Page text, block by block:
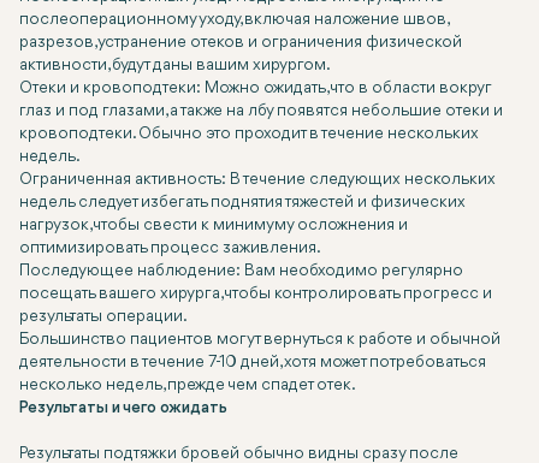
послеоперационному уходу, включая наложение швов,
разрезов, устранение отеков и ограничения физической
активности, будут даны вашим хирургом.
Отеки и кровоподтеки: Можно ожидать, что в области вокруг
глаз и под глазами, а также на лбу появятся небольшие отеки и
кровоподтеки. Обычно это проходит в течение нескольких
недель.
Ограниченная активность: В течение следующих нескольких
недель следует избегать поднятия тяжестей и физических
нагрузок, чтобы свести к минимуму осложнения и
оптимизировать процесс заживления.
Последующее наблюдение: Вам необходимо регулярно
посещать вашего хирурга, чтобы контролировать прогресс и
результаты операции.
Большинство пациентов могут вернуться к работе и обычной
деятельности в течение 7-10 дней, хотя может потребоваться
несколько недель, прежде чем спадет отек.
Результаты и чего ожидать
Результаты подтяжки бровей обычно видны сразу после